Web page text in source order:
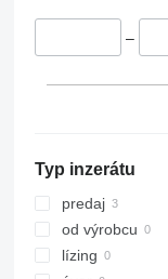
–
Typ inzerátu
predaj
od výrobcu
lízing